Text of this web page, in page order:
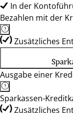
In der
Bezahlen mit der
Zusätzliches
Ausgabe einer
Sparkassen-
Zusätzliches